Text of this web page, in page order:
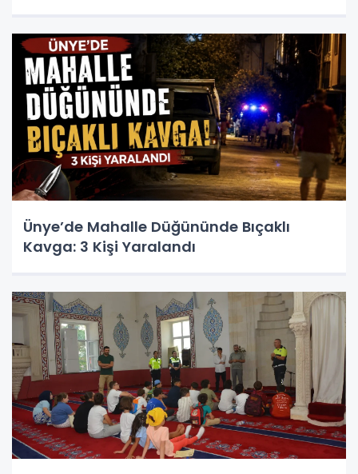
Ünye’de Mahalle Düğününde Bıçaklı
Kavga: 3 Kişi Yaralandı